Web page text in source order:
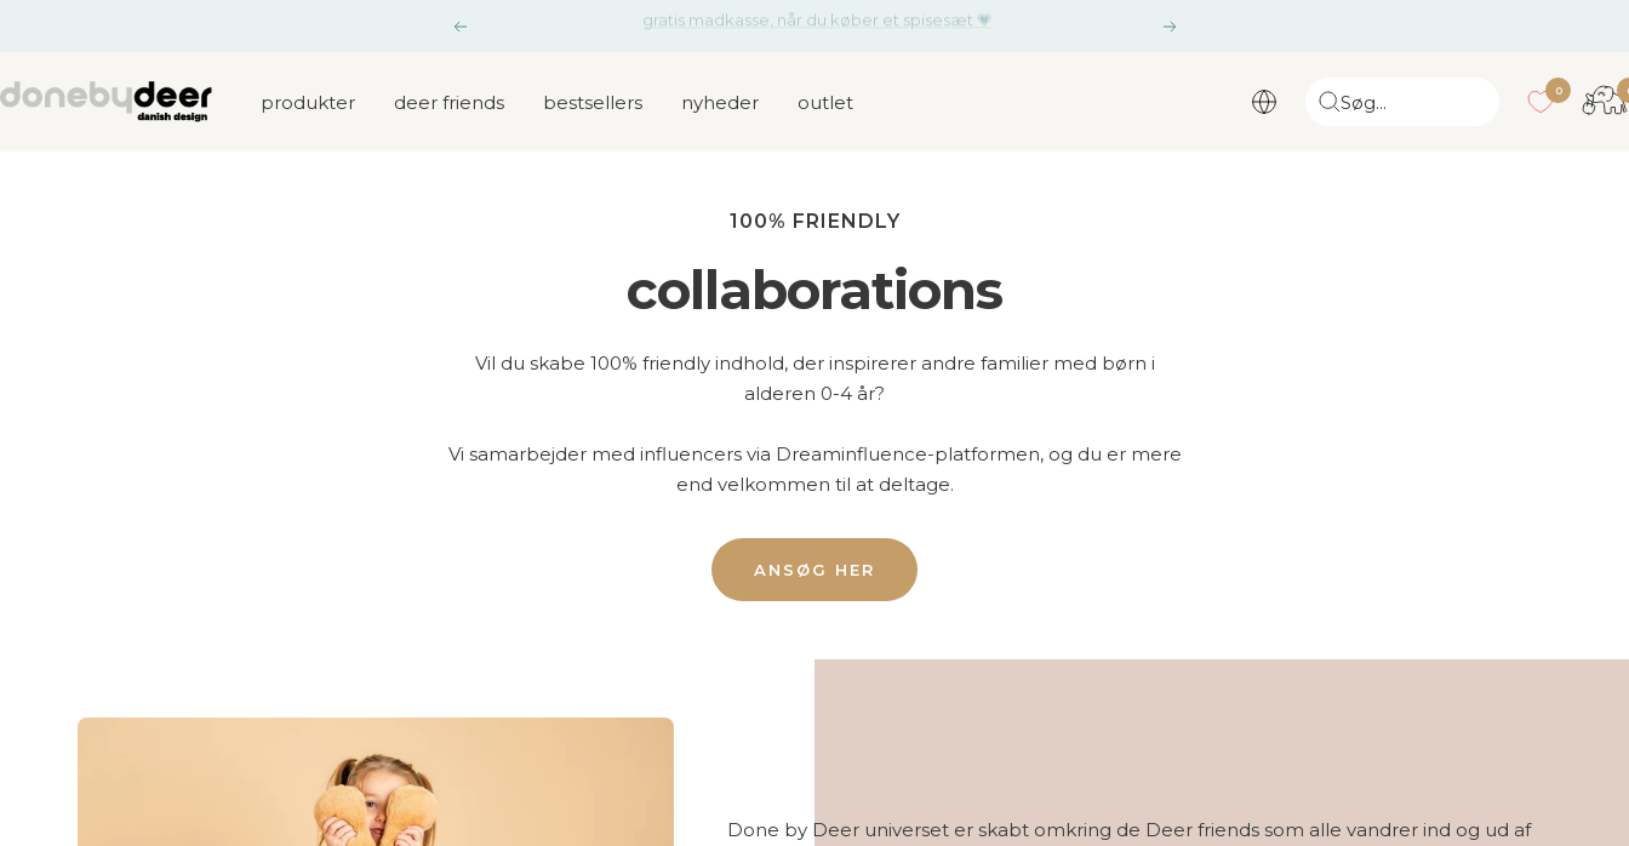
Tidligere få et gratis aktivitetslegesæt til den lille når du køber en pusletaske
Næste
produkter
deer friends bestsellers nyheder outlet
Done
Søg... 0
100% FRIENDLY
collaborations
Vil du skabe 100% friendly indhold, der inspirerer andre familier med børn i
alderen 0-4 år?
Vi samarbejder med influencers via Dreaminfluence-platformen, og du er mere
end velkommen til at deltage.
ANSØG HER
Done by Deer universet er skabt omkring de Deer friends som alle vandrer ind og ud af